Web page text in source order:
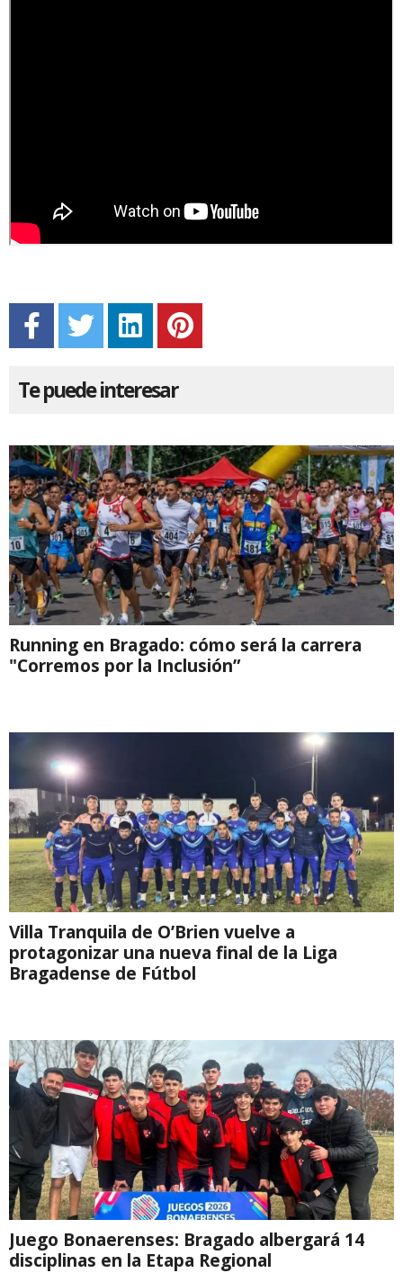
Te puede interesar
Running en Bragado: cómo será la carrera
"Corremos por la Inclusión”
Villa Tranquila de O’Brien vuelve a
protagonizar una nueva final de la Liga
Bragadense de Fútbol
Juego Bonaerenses: Bragado albergará 14
disciplinas en la Etapa Regional